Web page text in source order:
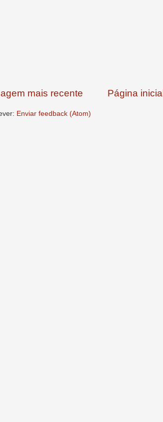
mais recente Página inicial
Enviar feedback (Atom)